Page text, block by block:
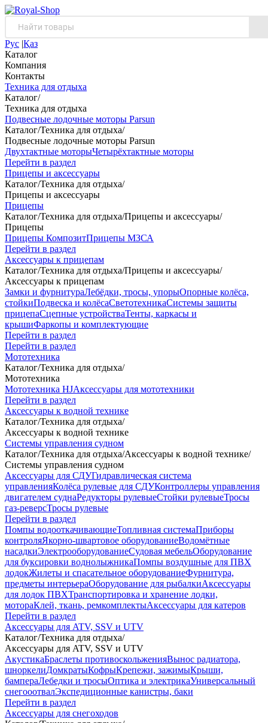
Рус |Қаз
Каталог
Компания
Контакты
Техника для отдыха
Каталог/
Техника для отдыха
Подвесные лодочные моторы Parsun
Каталог/Техника для отдыха/
Подвесные лодочные моторы Parsun
Двухтактные моторыЧетырёхтактные моторы
Перейти в раздел
Прицепы и аксессуары
Каталог/Техника для отдыха/
Прицепы и аксессуары
Прицепы
Каталог/Техника для отдыха/Прицепы и аксессуары/
Прицепы
Прицепы КомпозитПрицепы МЗСА
Перейти в раздел
Аксессуары к прицепам
Каталог/Техника для отдыха/Прицепы и аксессуары/
Аксессуары к прицепам
Замки и фурнитураЛебёдки, тросы, упорыОпорные колёса,
стойкиПодвеска и колёсаСветотехникаСистемы защиты
прицепаСцепные устройстваТенты, каркасы и
крышиФаркопы и комплектующие
Перейти в раздел
Перейти в раздел
Мототехника
Каталог/Техника для отдыха/
Мототехника
Мототехника HJАксессуары для мототехники
Перейти в раздел
Аксессуары к водной технике
Каталог/Техника для отдыха/
Аксессуары к водной технике
Системы управления судном
Каталог/Техника для отдыха/Аксессуары к водной технике/
Системы управления судном
Аксессуары для СДУГидравлическая система
управленияКолёса рулевые для СДУКонтроллеры управления
двигателем суднаРедукторы рулевыеСтойки рулевыеТросы
газ-реверсТросы рулевые
Перейти в раздел
Помпы водооткачивающиеТопливная системаПриборы
контроляЯкорно-швартовое оборудованиеВодомётные
насадкиЭлектрооборудованиеСудовая мебельОборудование
для буксировки воднолыжникаПомпы воздушные для ПВХ
лодокЖилеты и спасательное оборудованиеФурнитура,
предметы интерьераОборудование для рыбалкиАксессуары
для лодок ПВХТранспортировка и хранение лодки,
мотораКлей, ткань, ремкомплектыАксессуары для катеров
Перейти в раздел
Аксессуары для ATV, SSV и UTV
Каталог/Техника для отдыха/
Аксессуары для ATV, SSV и UTV
АкустикаБраслеты противоскольженияВынос радиатора,
шноркелиДомкратыКофрыКрепежи, зажимыКрыши,
бампераЛебедки и тросыОптика и электрикаУниверсальный
снегооотвалЭкспедиционные канистры, баки
Перейти в раздел
Аксессуары для снегоходов